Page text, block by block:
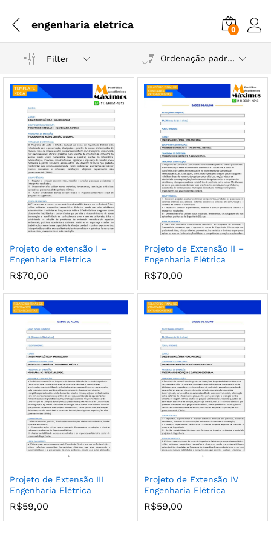
engenharia eletrica 0
Filter Ordenação padrão
Projeto de extensão I –
Engenharia Elétrica
R$70,00
Projeto de Extensão II –
Engenharia Elétrica
R$70,00
Projeto de Extensão III
Engenharia Elétrica
R$59,00
Projeto de Extensão IV
Engenharia Elétrica
R$59,00